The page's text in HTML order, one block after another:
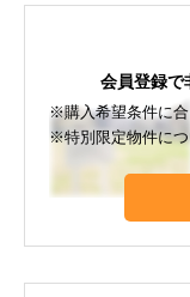
会員登録で
※購入希望条件に合
※特別限定物件につ